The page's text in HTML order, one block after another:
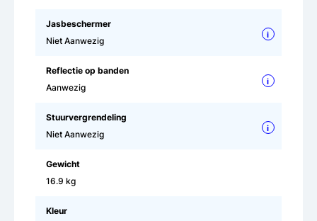
Jasbeschermer
Niet Aanwezig
i
Reflectie op banden
Aanwezig
i
Stuurvergrendeling
Niet Aanwezig
i
Gewicht
16.9 kg
Kleur